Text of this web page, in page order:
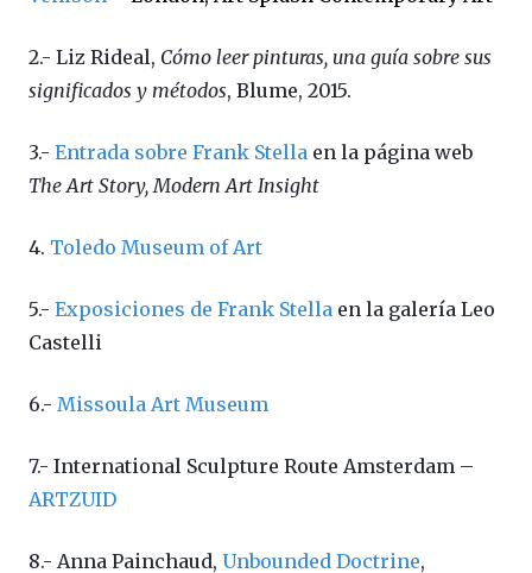
2.- Liz Rideal, Cómo leer pinturas, una guía sobre sus
significados y métodos, Blume, 2015.
3.- Entrada sobre Frank Stella en la página web
The Art Story, Modern Art Insight
4. Toledo Museum of Art
5.- Exposiciones de Frank Stella en la galería Leo
Castelli
6.- Missoula Art Museum
7.- International Sculpture Route Amsterdam –
ARTZUID
8.- Anna Painchaud, Unbounded Doctrine,